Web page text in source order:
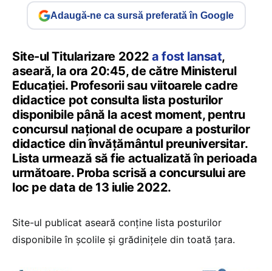
Adaugă-ne ca sursă preferată în Google
Site-ul Titularizare 2022a fost lansat,
aseară, la ora 20:45, de către Ministerul
Educației. Profesorii sau viitoarele cadre
didactice pot consulta lista posturilor
disponibile până la acest moment, pentru
concursul național de ocupare a posturilor
didactice din învățământul preuniversitar.
Lista urmează să fie actualizată în perioada
următoare. Proba scrisă a concursului are
loc pe data de 13 iulie 2022.
Site-ul publicat aseară conține lista posturilor
disponibile în școlile și grădinițele din toată țara.